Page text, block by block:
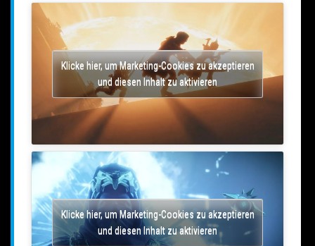
Klicke hier, um Marketing-Cookies zu akzeptieren
und diesen Inhalt zu aktivieren
Klicke hier, um Marketing-Cookies zu akzeptieren
und diesen Inhalt zu aktivieren